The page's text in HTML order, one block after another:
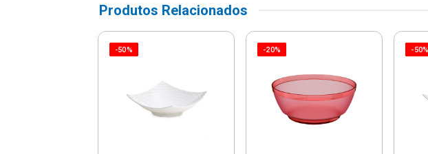
Produtos Relacionados
-50% -20% -50%